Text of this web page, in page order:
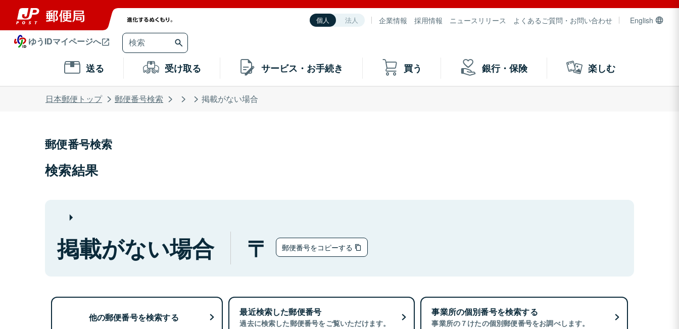
個人 法人 企業情報 採用情報 ニュースリリース よくあるご質問・お問い合わせ English
ゆうIDマイページへ
送る 受け取る サービス・お手続き 買う 銀行・保険 楽しむ
日本郵便トップ 郵便番号検索 掲載がない場合
郵便番号検索
検索結果
掲載がない場合 郵便番号をコピーする
他の郵便番号を検索する 最近検索した郵便番号
過去に検索した郵便番号をご覧いただけます。
事業所の個別番号を検索する
事業所の７けたの個別郵便番号をお調べします。